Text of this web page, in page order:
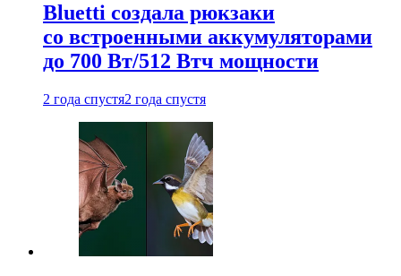
Bluetti создала рюкзаки
со встроенными аккумуляторами
до 700 Вт/512 Втч мощности
2 года спустя2 года спустя